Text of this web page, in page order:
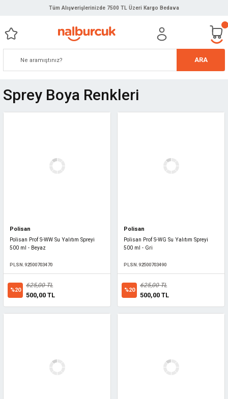
Tüm Alışverişlerinizde 7500 TL Üzeri Kargo Bedava
ARA
Sprey Boya Renkleri
Polisan
Polisan Prof S-WW Su Yalıtım Spreyi
500 ml - Beyaz
PLSN.92500703470
%20
625,00 TL
500,00 TL
Polisan
Polisan Prof S-WG Su Yalıtım Spreyi
500 ml - Gri
PLSN.92500703490
%20
625,00 TL
500,00 TL